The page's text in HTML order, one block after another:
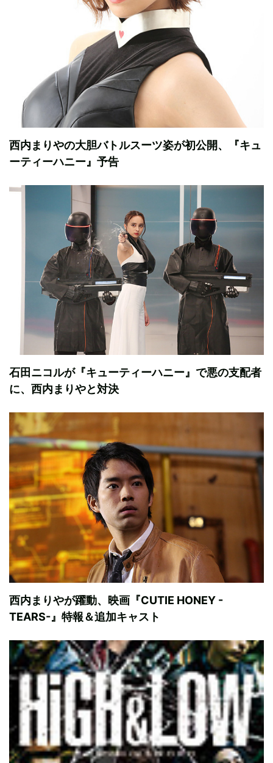
西内まりやの大胆バトルスーツ姿が初公開、『キュ
ーティーハニー』予告
石田ニコルが『キューティーハニー』で悪の支配者
に、西内まりやと対決
西内まりやが躍動、映画『CUTIE HONEY -
TEARS-』特報＆追加キャスト